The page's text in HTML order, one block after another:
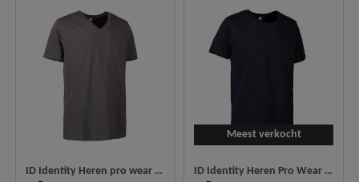
ID Identity Heren pro wear care v-hals t-shirt 0372
Meest verkocht
ID Identity Heren Pro Wear Care T-shirt 0370